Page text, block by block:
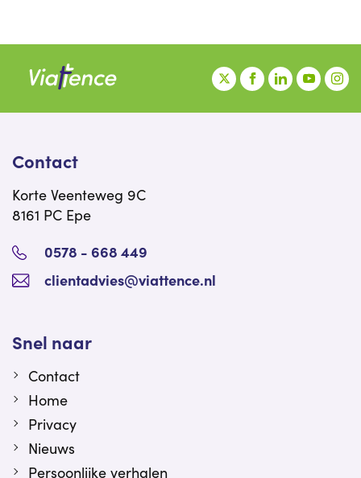
Contact
Korte Veenteweg 9C
8161 PC Epe
0578 - 668 449
clientadvies@viattence.nl
Snel naar
Contact
Home
Privacy
Nieuws
Persoonlijke verhalen